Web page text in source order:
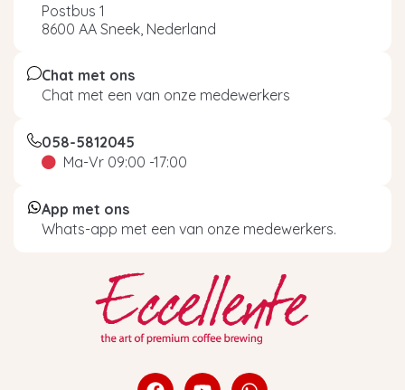
Postbus 1
8600 AA Sneek, Nederland
Chat met ons
Chat met een van onze medewerkers
058-5812045
Ma-Vr 09:00 -17:00
App met ons
Whats-app met een van onze medewerkers.